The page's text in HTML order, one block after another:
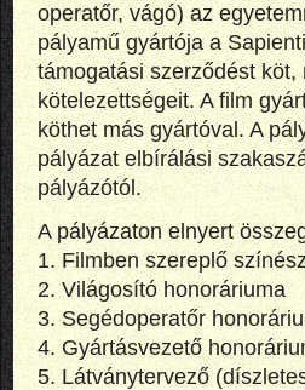
operatőr, vágó) az
pályamű gyártója a
támogatási szerződést
kötelezettségeit. A film
köthet más gyártóval. A
pályázat elbírálási
pályázótól.
A pályázaton elnyert
1. Filmben szereplő
2. Világosító honoráriuma
3. Segédoperatőr
4. Gyártásvezető
5. Látványtervező